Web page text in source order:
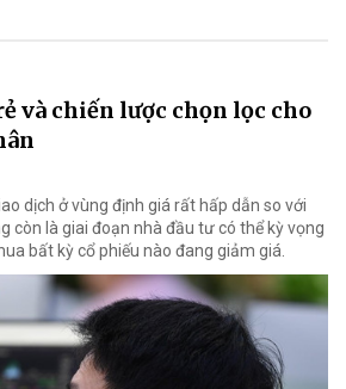
và chiến lược chọn lọc cho
dịch ở vùng định giá rất hấp dẫn so với
còn là giai đoạn nhà đầu tư có thể kỳ vọng
bất kỳ cổ phiếu nào đang giảm giá.